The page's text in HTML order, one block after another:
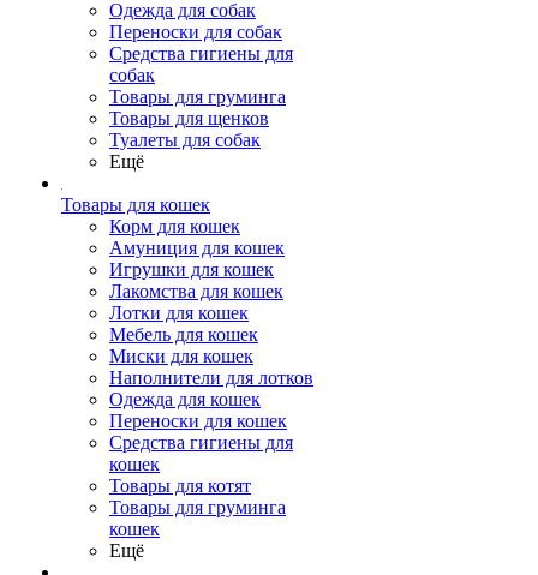
Одежда для собак
Переноски для собак
Средства гигиены для
собак
Товары для груминга
Товары для щенков
Туалеты для собак
Ещё
Товары для кошек
Корм для кошек
Амуниция для кошек
Игрушки для кошек
Лакомства для кошек
Лотки для кошек
Мебель для кошек
Миски для кошек
Наполнители для лотков
Одежда для кошек
Переноски для кошек
Средства гигиены для
кошек
Товары для котят
Товары для груминга
кошек
Ещё